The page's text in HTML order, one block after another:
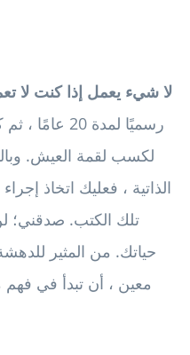
1. لا شيء يعمل إذا كنت
رسميًا لمدة
لكسب لقمة العيش.
الذاتية ، فعليك اتخاذ
معين ، أن تبدأ في